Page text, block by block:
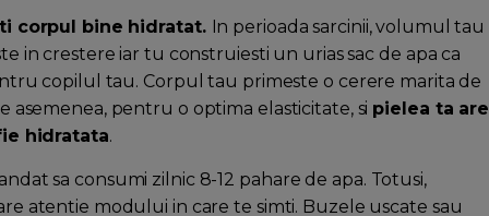
corpul bine hidratat. In perioada sarcinii, volumul tau
in crestere iar tu construiesti un urias sac de apa ca
copilul tau. Corpul tau primeste o cerere marita de
asemenea, pentru o optima elasticitate, si pielea ta are
hidratata.
sa consumi zilnic 8-12 pahare de apa. Totusi,
atentie modului in care te simti. Buzele uscate sau